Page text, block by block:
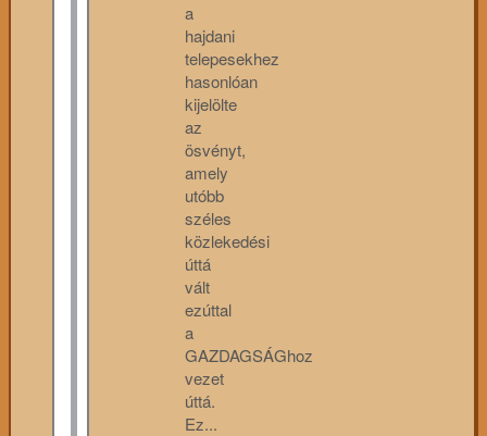
a
hajdani
telepesekhez
hasonlóan
kijelölte
az
ösvényt,
amely
utóbb
széles
közlekedési
úttá
vált
ezúttal
a
GAZDAGSÁGhoz
vezet
úttá.
Ez...